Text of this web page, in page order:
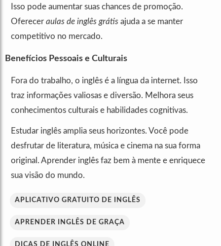
Isso pode aumentar suas chances de promoção.
Oferecer aulas de inglês grátis ajuda a se manter
competitivo no mercado.
Benefícios Pessoais e Culturais
Fora do trabalho, o inglês é a língua da internet. Isso
traz informações valiosas e diversão. Melhora seus
conhecimentos culturais e habilidades cognitivas.
Estudar inglês amplia seus horizontes. Você pode
desfrutar de literatura, música e cinema na sua forma
original. Aprender inglês faz bem à mente e enriquece
sua visão do mundo.
APLICATIVO GRATUITO DE INGLÊS
APRENDER INGLÊS DE GRAÇA
DICAS DE INGLÊS ONLINE